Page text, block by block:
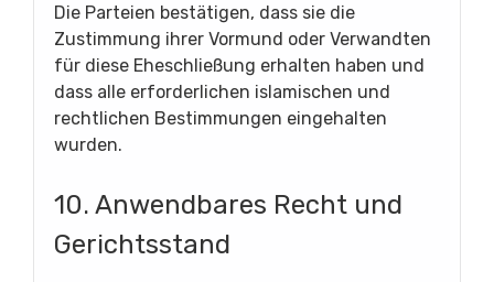
Die Parteien bestätigen, dass sie die
Zustimmung ihrer Vormund oder Verwandten
für diese Eheschließung erhalten haben und
dass alle erforderlichen islamischen und
rechtlichen Bestimmungen eingehalten
wurden.
10. Anwendbares Recht und
Gerichtsstand